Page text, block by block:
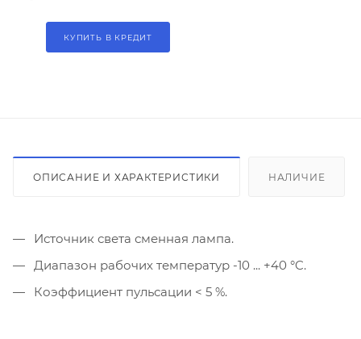
КУПИТЬ В КРЕДИТ
ОПИСАНИЕ И ХАРАКТЕРИСТИКИ НАЛИЧИЕ
Источник света сменная лампа.
Диапазон рабочих температур -10 ... +40 °C.
Коэффициент пульсации < 5 %.